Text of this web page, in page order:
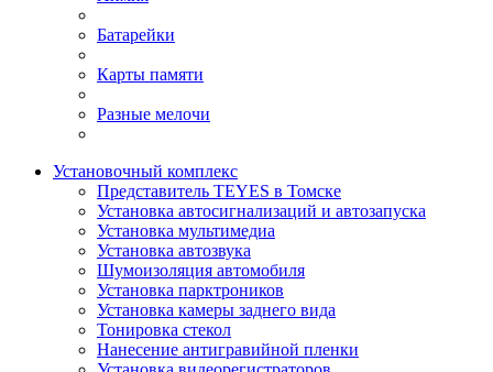
Батарейки
Карты памяти
Разные мелочи
Установочный комплекс
Представитель TEYES в Томске
Установка автосигнализаций и автозапуска
Установка мультимедиа
Установка автозвука
Шумоизоляция автомобиля
Установка парктроников
Установка камеры заднего вида
Тонировка стекол
Нанесение антигравийной пленки